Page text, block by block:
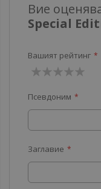
Вие
Special
Вашият рейтинг
звезда
звезди
звезди
звезди
звезди
Псевдоним
Заглавие